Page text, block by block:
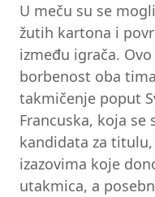
U meču su se
žutih kartona i
između igrača.
borbenost oba
takmičenje poput
Francuska, koja
kandidata za
izazovima koje
utakmica, a